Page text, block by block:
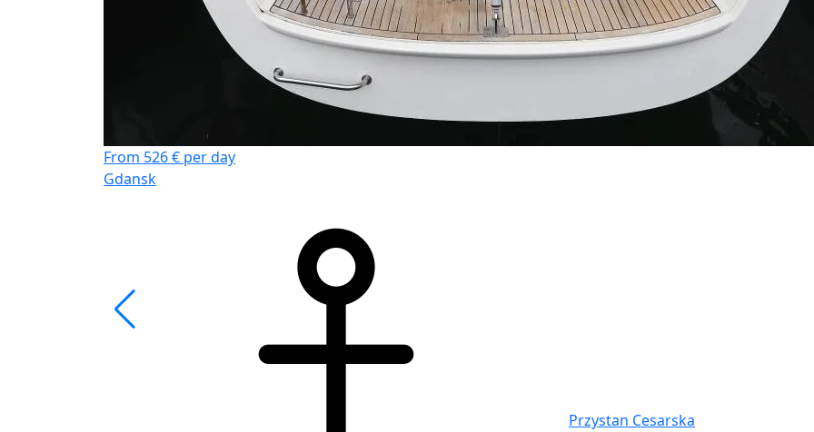
From 526 € per day
Gdansk
Przystan Cesarska